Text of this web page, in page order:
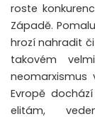
roste
Západě.
hrozí nahradit
takovém
Evropě
elitám,